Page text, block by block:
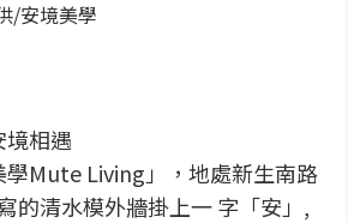
/安境美學
境相遇
學Mute Living」，地處新生南路
的清水模外牆掛上一 字「安」,